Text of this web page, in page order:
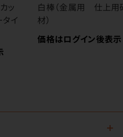
ッ
イ
白棒（金属用 仕上用
材）
価格はログイン後表示